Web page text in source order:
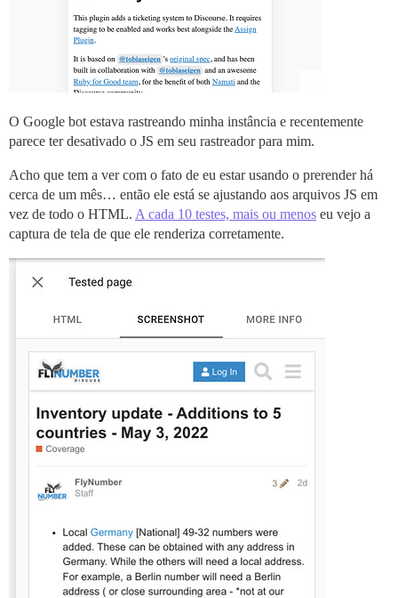
O Google bot estava rastreando minha instância e recentemente
parece ter desativado o JS em seu rastreador para mim.
Acho que tem a ver com o fato de eu estar usando o prerender há
cerca de um mês… então ele está se ajustando aos arquivos JS em
vez de todo o HTML. A cada 10 testes, mais ou menos eu vejo a
captura de tela de que ele renderiza corretamente.